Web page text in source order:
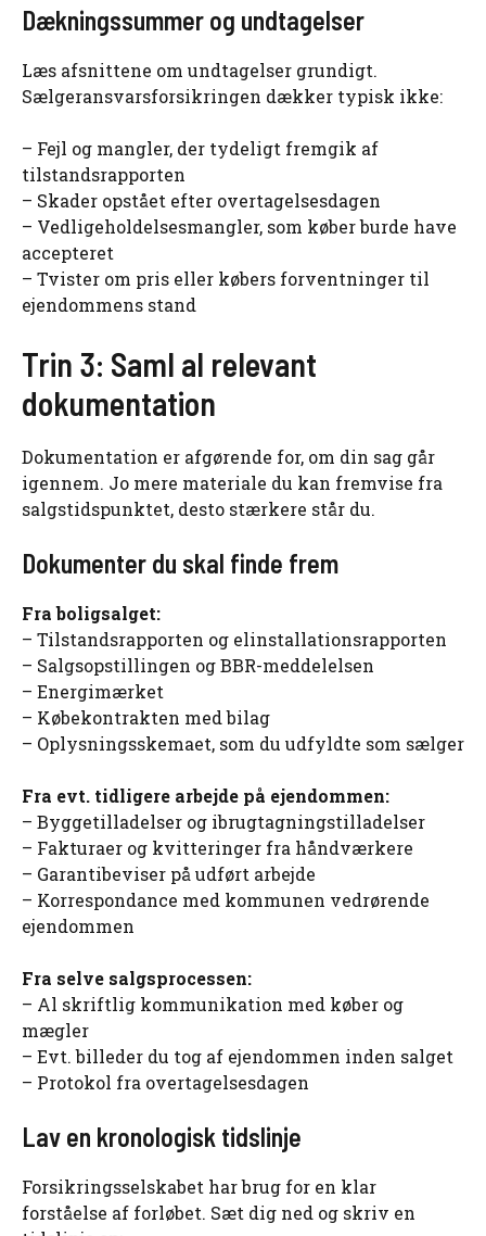
Dækningssummer og undtagelser
Læs afsnittene om undtagelser grundigt.
Sælgeransvarsforsikringen dækker typisk ikke:
– Fejl og mangler, der tydeligt fremgik af
tilstandsrapporten
– Skader opstået efter overtagelsesdagen
– Vedligeholdelsesmangler, som køber burde have
accepteret
– Tvister om pris eller købers forventninger til
ejendommens stand
Trin 3: Saml al relevant
dokumentation
Dokumentation er afgørende for, om din sag går
igennem. Jo mere materiale du kan fremvise fra
salgstidspunktet, desto stærkere står du.
Dokumenter du skal finde frem
Fra boligsalget:
– Tilstandsrapporten og elinstallationsrapporten
– Salgsopstillingen og BBR-meddelelsen
– Energimærket
– Købekontrakten med bilag
– Oplysningsskemaet, som du udfyldte som sælger
Fra evt. tidligere arbejde på ejendommen:
– Byggetilladelser og ibrugtagningstilladelser
– Fakturaer og kvitteringer fra håndværkere
– Garantibeviser på udført arbejde
– Korrespondance med kommunen vedrørende
ejendommen
Fra selve salgsprocessen:
– Al skriftlig kommunikation med køber og
mægler
– Evt. billeder du tog af ejendommen inden salget
– Protokol fra overtagelsesdagen
Lav en kronologisk tidslinje
Forsikringsselskabet har brug for en klar
forståelse af forløbet. Sæt dig ned og skriv en